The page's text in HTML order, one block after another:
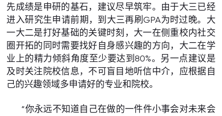
先成绩是申研的基石，建议尽早筑牢。由于大三已经
进入研究生申请前期，到大三再刷GPA为时过晚。大
一大二是打好基础的关键时刻，大一在侧重校内社交
圈开拓的同时需要找好自身感兴趣的方向，大二在学
业上的精力倾斜角度至少要达到80%。另一点建议是
及时关注院校信息，不可盲目地听信中介，应根据自
己的兴趣领域多申请好的专业和院校。
“你永远不知道自己在做的一件件小事会对未来会